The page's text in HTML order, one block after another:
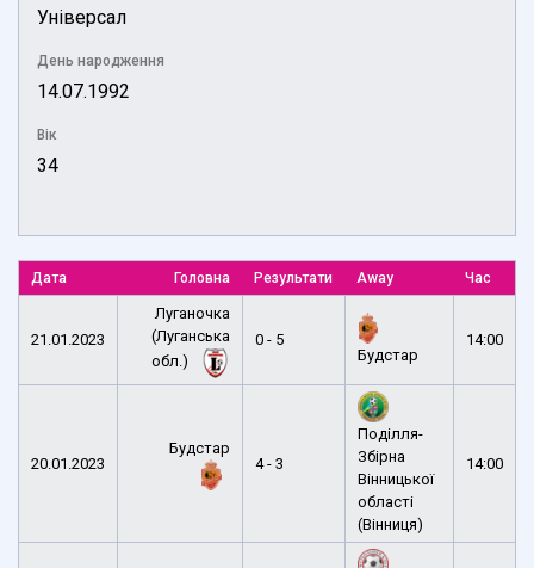
Універсал
День народження
14.07.1992
Вік
34
Дата Головна Результати Away Час
21.01.2023
Луганочка
(Луганська
обл.)
0 - 5
Будстар
14:00
20.01.2023
Будстар
4 - 3
Поділля-
Збірна
Вінницької
області
(Вінниця)
14:00